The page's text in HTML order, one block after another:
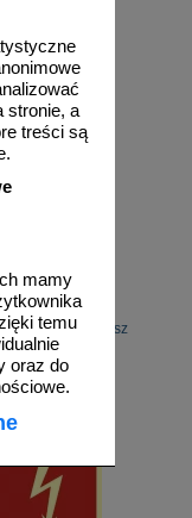
stronie, a
treści są
mamy
temu
oraz do
naszych
możesz